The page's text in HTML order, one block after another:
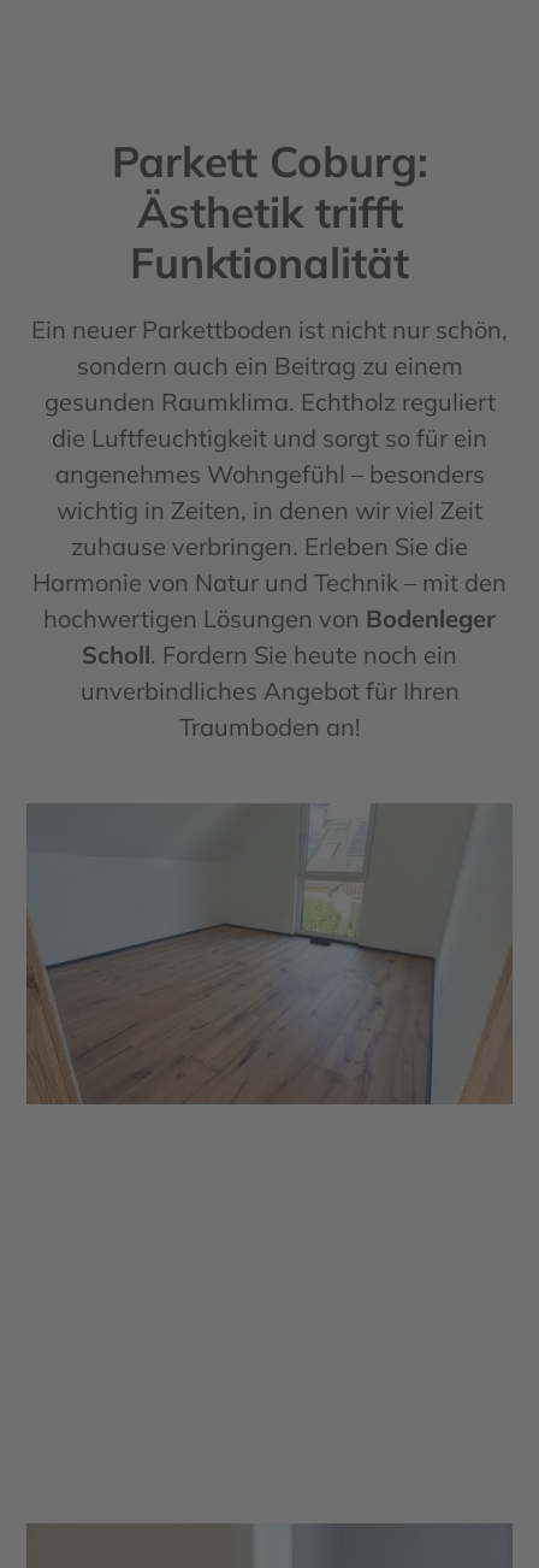
Parkett Coburg:
Ästhetik trifft
Funktionalität
Ein neuer Parkettboden ist nicht nur schön,
sondern auch ein Beitrag zu einem
gesunden Raumklima. Echtholz reguliert
die Luftfeuchtigkeit und sorgt so für ein
angenehmes Wohngefühl – besonders
wichtig in Zeiten, in denen wir viel Zeit
zuhause verbringen. Erleben Sie die
Harmonie von Natur und Technik – mit den
hochwertigen Lösungen von Bodenleger
Scholl. Fordern Sie heute noch ein
unverbindliches Angebot für Ihren
Traumboden an!